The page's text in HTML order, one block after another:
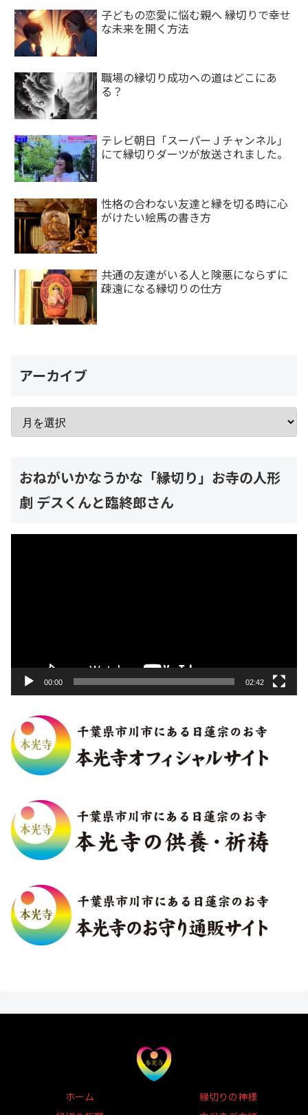
子どもの恋愛に悩む親へ 縁切りで幸せ
な未来を開く方法
職場の縁切り成功への道はどこにあ
る？
テレビ朝日「スーパーＪチャンネル」
にて縁切りダーツが放送されました。
性格の合わない友達と縁を切る時に心
がけたい絵馬の書き方
共通の友達がいる人と険悪にならずに
疎遠になる縁切りの仕方
アーカイブ
おねがいかなうかな「縁切り」お寺の人形
劇 デスくんと臨終郎さん
00:00 02:42
ホーム
縁切りの神様